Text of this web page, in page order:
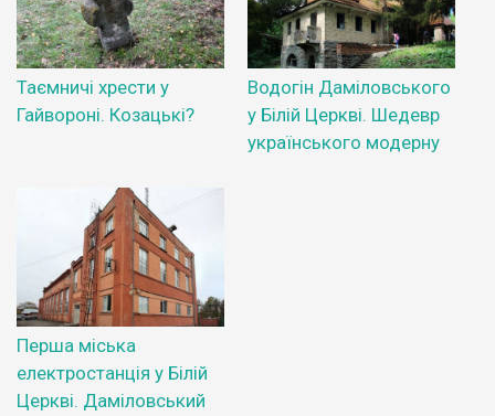
Таємничі хрести у
Гайвороні. Козацькі?
Водогін Даміловського
у Білій Церкві. Шедевр
українського модерну
Перша міська
електростанція у Білій
Церкві. Даміловський